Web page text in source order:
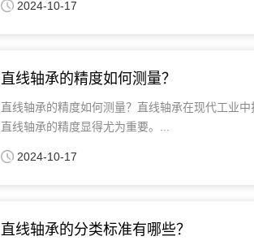
2024-10-17
直线轴承的精度如何测量？
直线轴承的精度如何测量？直线轴承在现代工业
直线轴承的精度显得尤为重要。...
2024-10-17
直线轴承的分类标准有哪些？